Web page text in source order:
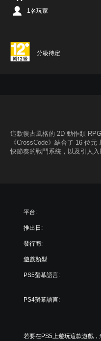
1名玩家
分級待定
這款復古風格的 2D 動作類
《CrossCode》結合了 16 位元
快節奏的戰鬥系統，以及引人入
平台:
推出日:
發行商:
遊戲類型:
PS5螢幕語言:
PS4螢幕語言:
若要在PS5上遊玩這款遊戲